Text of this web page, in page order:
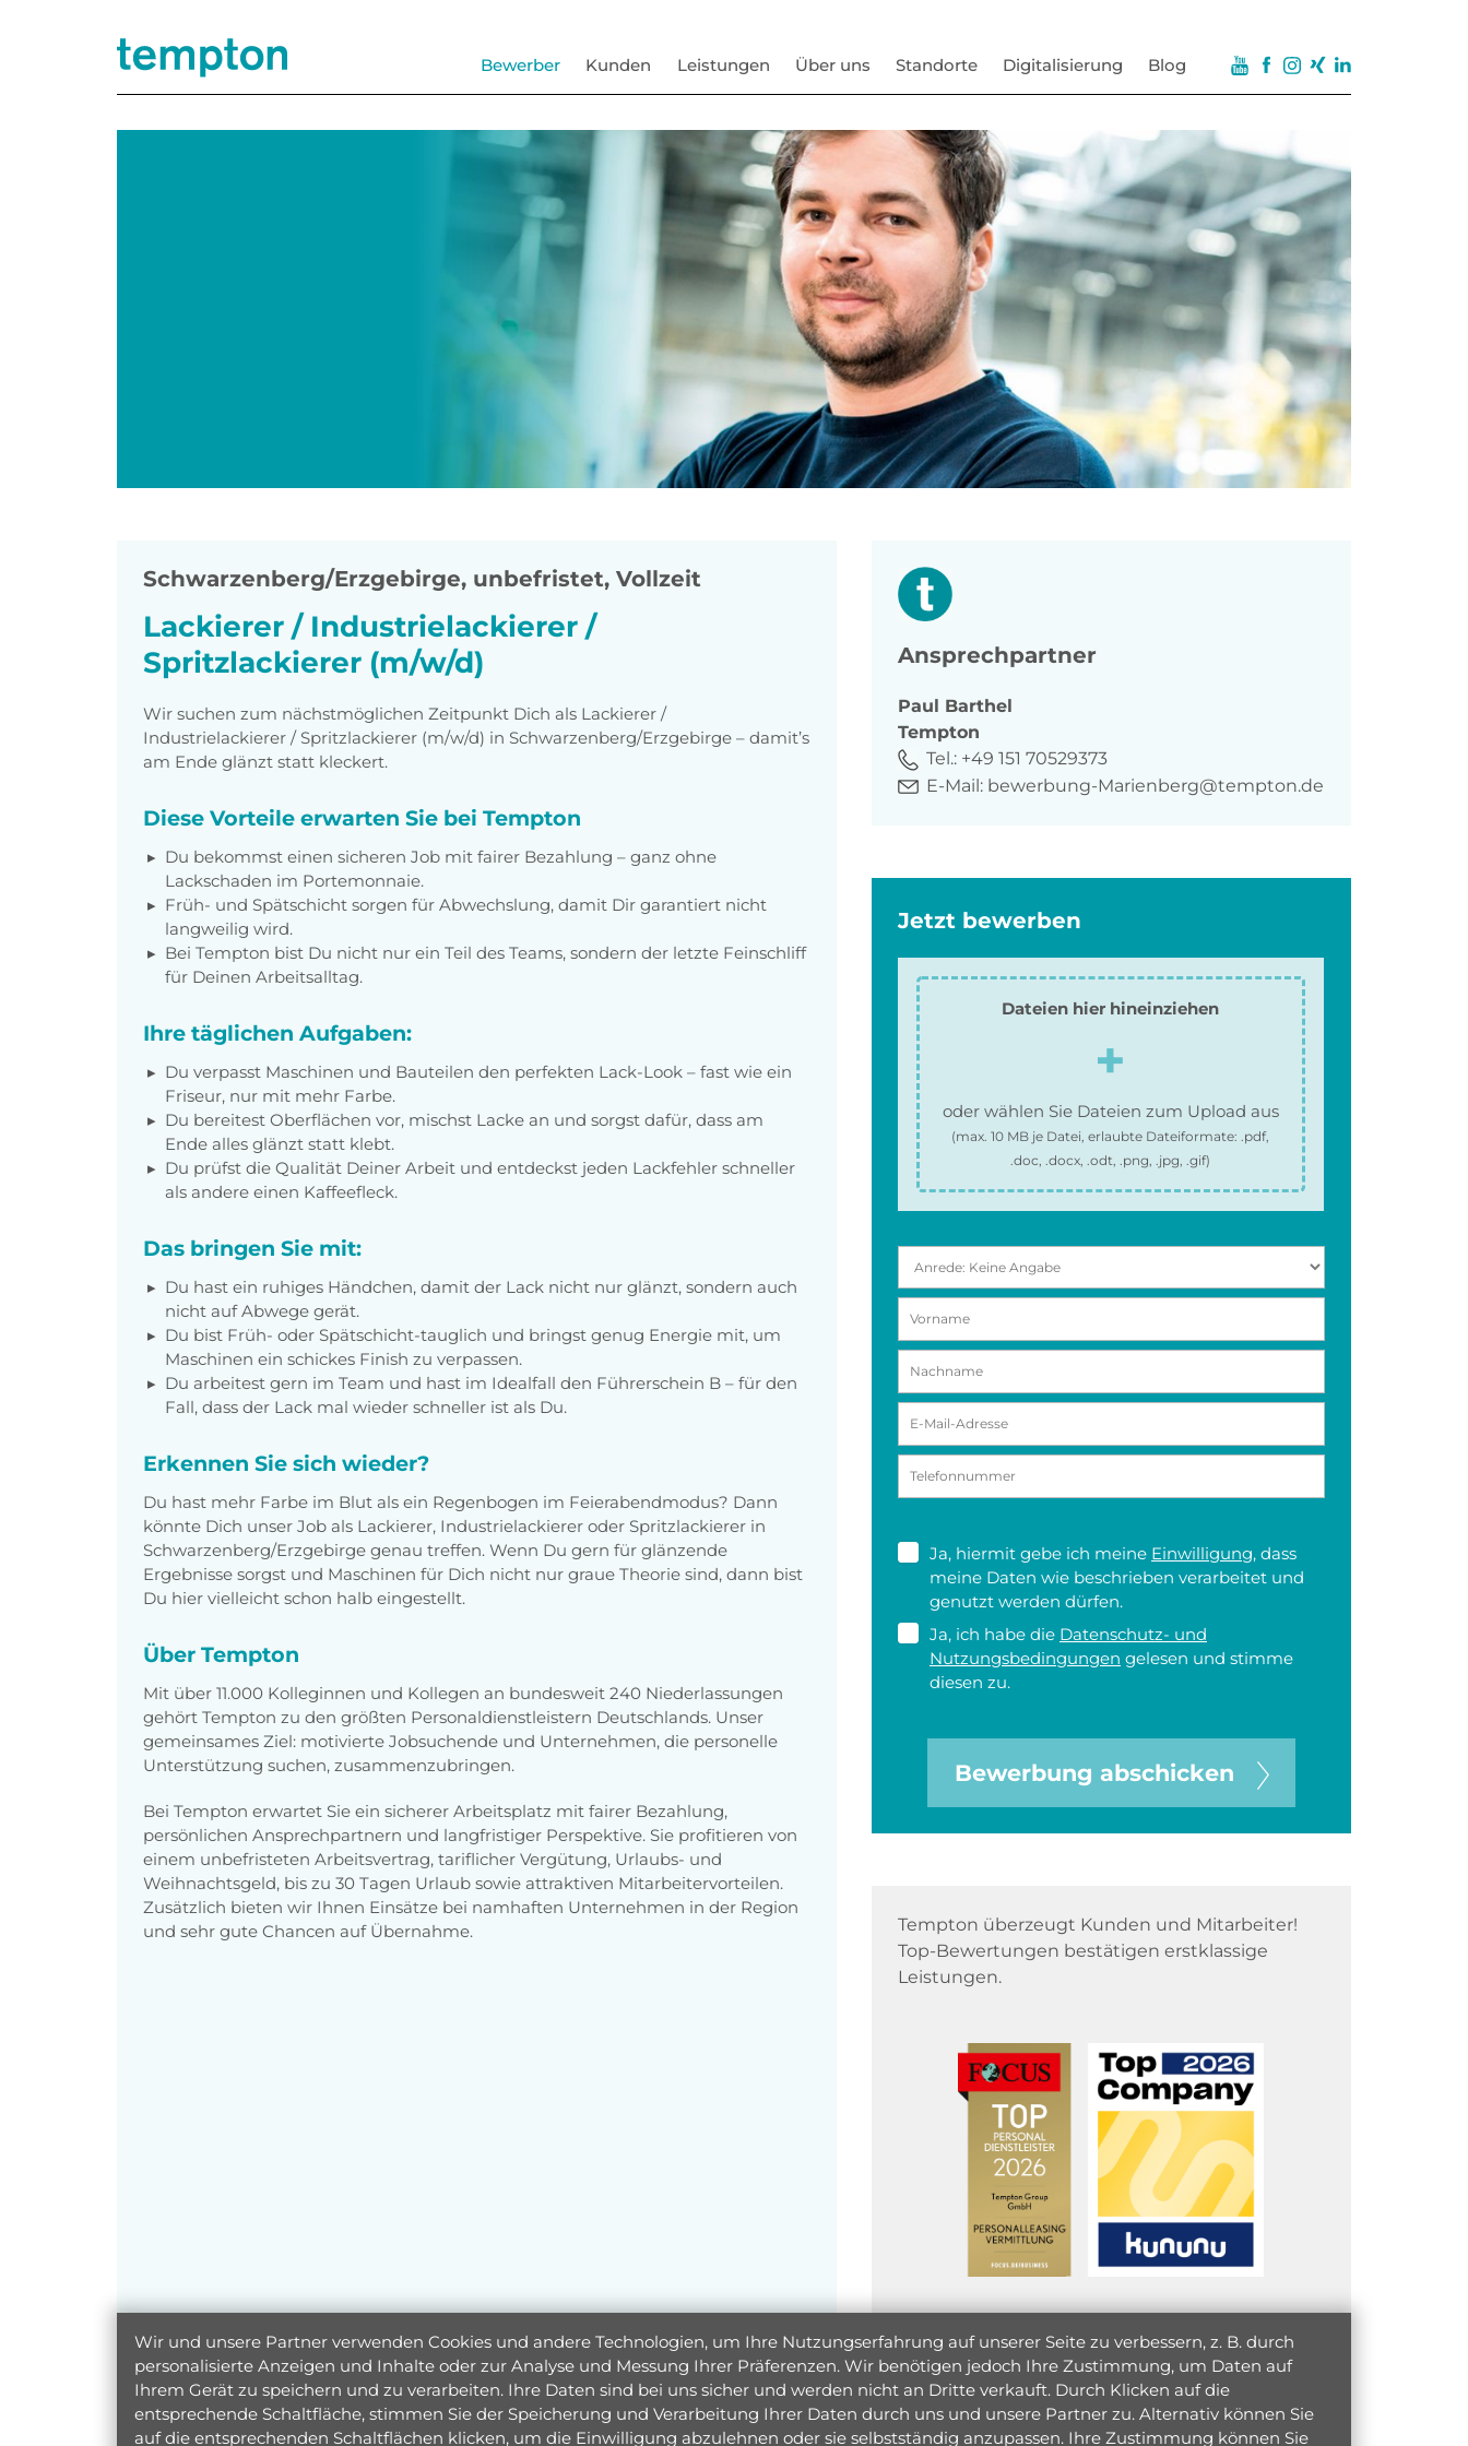
Bewerber Kunden Leistungen Über uns Standorte Digitalisierung Blog
Schwarzenberg/Erzgebirge, unbefristet, Vollzeit
Lackierer / Industrielackierer /
Spritzlackierer (m/w/d)
Wir suchen zum nächstmöglichen Zeitpunkt Dich als Lackierer /
Industrielackierer / Spritzlackierer (m/w/d) in Schwarzenberg/Erzgebirge – damit’s
am Ende glänzt statt kleckert.
Diese Vorteile erwarten Sie bei Tempton
Du bekommst einen sicheren Job mit fairer Bezahlung – ganz ohne
Lackschaden im Portemonnaie.
Früh- und Spätschicht sorgen für Abwechslung, damit Dir garantiert nicht
langweilig wird.
Bei Tempton bist Du nicht nur ein Teil des Teams, sondern der letzte Feinschliff
für Deinen Arbeitsalltag.
Ihre täglichen Aufgaben:
Du verpasst Maschinen und Bauteilen den perfekten Lack-Look – fast wie ein
Friseur, nur mit mehr Farbe.
Du bereitest Oberflächen vor, mischst Lacke an und sorgst dafür, dass am
Ende alles glänzt statt klebt.
Du prüfst die Qualität Deiner Arbeit und entdeckst jeden Lackfehler schneller
als andere einen Kaffeefleck.
Das bringen Sie mit:
Du hast ein ruhiges Händchen, damit der Lack nicht nur glänzt, sondern auch
nicht auf Abwege gerät.
Du bist Früh- oder Spätschicht-tauglich und bringst genug Energie mit, um
Maschinen ein schickes Finish zu verpassen.
Du arbeitest gern im Team und hast im Idealfall den Führerschein B – für den
Fall, dass der Lack mal wieder schneller ist als Du.
Erkennen Sie sich wieder?
Du hast mehr Farbe im Blut als ein Regenbogen im Feierabendmodus? Dann
könnte Dich unser Job als Lackierer, Industrielackierer oder Spritzlackierer in
Schwarzenberg/Erzgebirge genau treffen. Wenn Du gern für glänzende
Ergebnisse sorgst und Maschinen für Dich nicht nur graue Theorie sind, dann bist
Du hier vielleicht schon halb eingestellt.
Über Tempton
Mit über 11.000 Kolleginnen und Kollegen an bundesweit 240 Niederlassungen
gehört Tempton zu den größten Personaldienstleistern Deutschlands. Unser
gemeinsames Ziel: motivierte Jobsuchende und Unternehmen, die personelle
Unterstützung suchen, zusammenzubringen.
Bei Tempton erwartet Sie ein sicherer Arbeitsplatz mit fairer Bezahlung,
persönlichen Ansprechpartnern und langfristiger Perspektive. Sie profitieren von
einem unbefristeten Arbeitsvertrag, tariflicher Vergütung, Urlaubs- und
Weihnachtsgeld, bis zu 30 Tagen Urlaub sowie attraktiven Mitarbeitervorteilen.
Zusätzlich bieten wir Ihnen Einsätze bei namhaften Unternehmen in der Region
und sehr gute Chancen auf Übernahme.
Ansprechpartner
Paul Barthel
Tempton
Tel.: +49 151 70529373
E-Mail: bewerbung-Marienberg@tempton.de
Jetzt bewerben
Dateien hier hineinziehen
oder wählen Sie Dateien zum Upload aus
(max.10 MB je Datei, erlaubte Dateiformate:.pdf,
.doc, .docx, .odt, .png, .jpg, .gif)
Ja, hiermit gebe ich meine Einwilligung, dass
meine Daten wie beschrieben verarbeitet und
genutzt werden dürfen.
Ja, ich habe die Datenschutz- und
Nutzungsbedingungen gelesen und stimme
diesen zu.
Bewerbung abschicken
Tempton überzeugt Kunden und Mitarbeiter!
Top-Bewertungen bestätigen erstklassige
Leistungen.
Wir und unsere Partner verwenden Cookies und andere Technologien, um Ihre Nutzungserfahrung auf unserer Seite zu verbessern, z. B. durch
personalisierte Anzeigen und Inhalte oder zur Analyse und Messung Ihrer Präferenzen. Wir benötigen jedoch Ihre Zustimmung, um Daten auf
Ihrem Gerät zu speichern und zu verarbeiten. Ihre Daten sind bei uns sicher und werden nicht an Dritte verkauft. Durch Klicken auf die
entsprechende Schaltfläche, stimmen Sie der Speicherung und Verarbeitung Ihrer Daten durch uns und unsere Partner zu. Alternativ können Sie
auf die entsprechenden Schaltflächen klicken, um die Einwilligung abzulehnen oder sie selbstständig anzupassen. Ihre Zustimmung können Sie